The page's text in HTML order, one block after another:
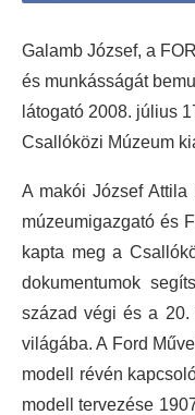
Galamb József, a
és munkásságát
látogató 2008. július
Csallóközi Múzeum
A makói József Attila
múzeumigazgató és
kapta meg a
dokumentumok
század végi és a 20.
világába. A Ford
modell révén
modell tervezése